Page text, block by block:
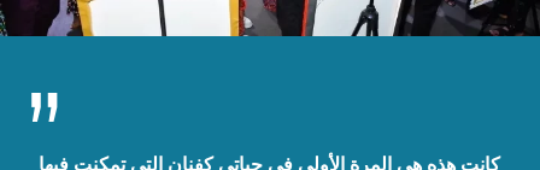
كانت هذه هي المرة الأولى في حياتي كفنان التي تمكنت فيها